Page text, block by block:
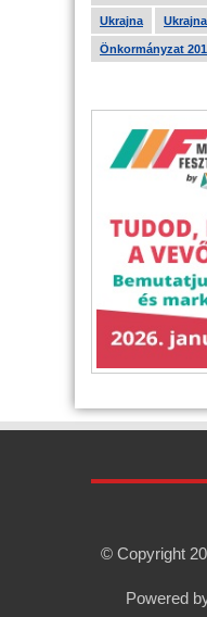
Ukrajna
Önkormányzat
© Copyright
Powered